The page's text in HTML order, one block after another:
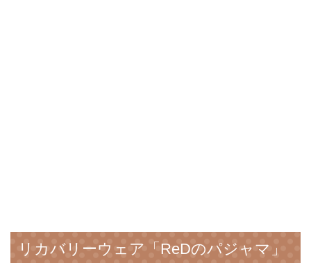
リカバリーウェア「ReDのパジャマ」